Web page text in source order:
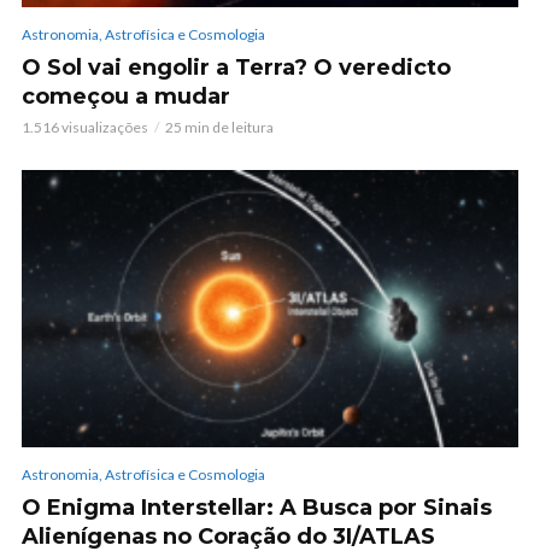
Astronomia, Astrofísica e Cosmologia
O Sol vai engolir a Terra? O veredicto
começou a mudar
1.516 visualizações 25 min de leitura
Astronomia, Astrofísica e Cosmologia
O Enigma Interstellar: A Busca por Sinais
Alienígenas no Coração do 3I/ATLAS